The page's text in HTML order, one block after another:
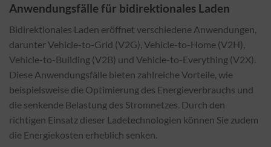
Anwendungsfälle für bidirektionales Laden
Bidirektionales Laden eröffnet verschiedene Anwendungen,
darunter Vehicle-to-Grid (V2G), Vehicle-to-Home (V2H),
Vehicle-to-Building (V2B) und Vehicle-to-Everything (V2X).
Diese Anwendungsfälle bieten zahlreiche Vorteile, wie
beispielsweise die Optimierung des Energieverbrauchs und
die senkende Belastung des Stromnetzes. Durch den
richtigen Einsatz dieser Ladetechnologien können Sie zudem
die Energiekosten erheblich senken.